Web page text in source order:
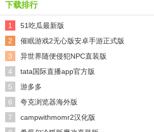
下载排行
1 51吃瓜最新版
2 催眠游戏2无心版安卓手游正式版
3 异世界随便侵犯NPC直装版
4 tata国际直播app官方版
5 游多多
6 夸克浏览器海外版
7 campwithmomr2汉化版